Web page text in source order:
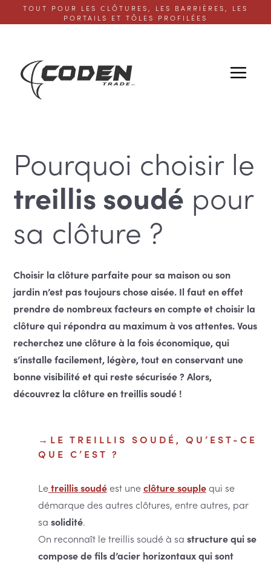
TOUT POUR LES CLÔTURES, LES BARRIÈRES, LES
PORTAILS ET TÔLES PROFILÉES
Pourquoi choisir le
treillis soudé pour
sa clôture ?
Choisir la clôture parfaite pour sa maison ou son
jardin n’est pas toujours chose aisée. Il faut en effet
prendre de nombreux facteurs en compte et choisir la
clôture qui répondra au maximum à vos attentes. Vous
recherchez une clôture à la fois économique, qui
s’installe facilement, légère, tout en conservant une
bonne visibilité et qui reste sécurisée ? Alors,
découvrez la clôture en treillis soudé !
LE TREILLIS SOUDÉ, QU’EST-CE
QUE C’EST ?
Letreillis soudéest uneclôture souplequi se
démarque des autres clôtures, entre autres, par
sa solidité.
On reconnaît le treillis soudé à sa structure qui se
compose de fils d’acier horizontaux qui sont